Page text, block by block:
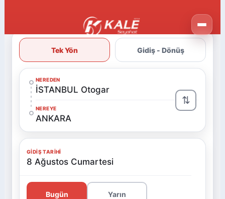
Tek Yön Gidiş - Dönüş
NEREDEN
İSTANBUL Otogar
NEREYE
ANKARA
⇅
GIDIŞ TARIHI
8 Ağustos Cumartesi
Bugün Yarın